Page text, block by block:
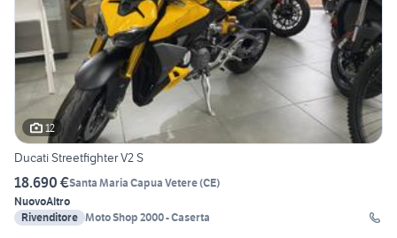
12
Ducati Streetfighter V2 S
18.690 €Santa Maria Capua Vetere(CE)
NuovoAltro
Rivenditore Moto Shop 2000 - Caserta